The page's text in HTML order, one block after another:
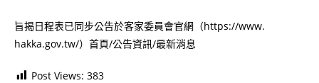
旨揭日程表已同步公告於客家委員會官網（https://www.
hakka.gov.tw/）首頁/公告資訊/最新消息
Post Views: 383